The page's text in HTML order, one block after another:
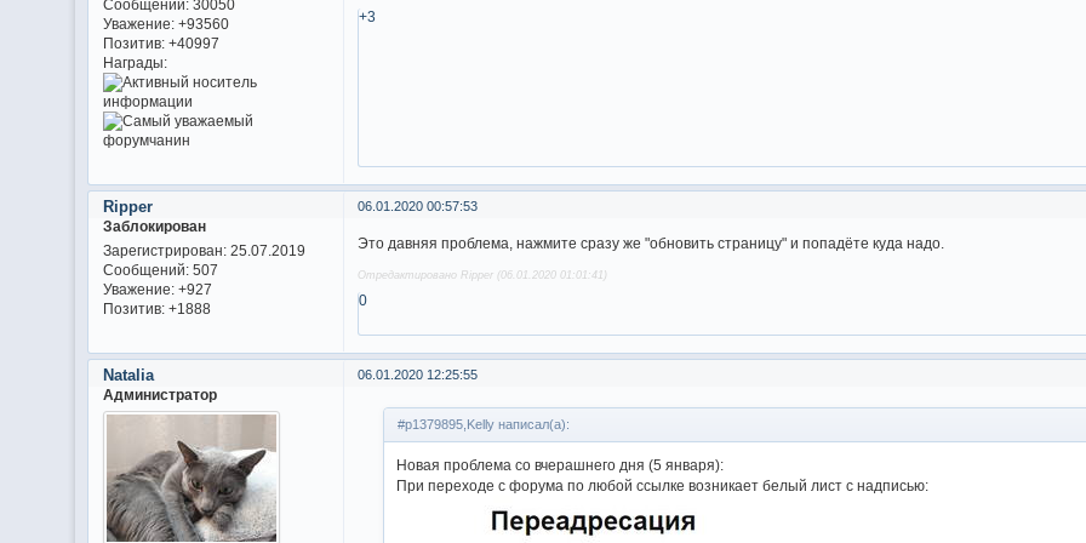
Сообщений:30050
Уважение: +93560
Позитив: +40997
Награды:
+3
06.01.2020 00:57:53
Ripper
Заблокирован
Зарегистрирован: 25.07.2019
Сообщений:507
Уважение: +927
Позитив: +1888
Это давняя проблема, нажмите сразу же "обновить страницу" и попадёте куда надо.
Отредактировано Ripper (06.01.2020 01:01:41)
0
06.01.2020 12:25:55
Natalia
Администратор
#p1379895,Kelly написал(а):
Новая проблема со вчерашнего дня (5 января):
При переходе с форума по любой ссылке возникает белый лист с надписью: